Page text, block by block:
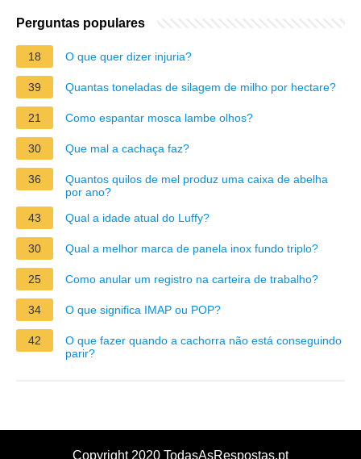
Perguntas populares
18 O que quer dizer injuria?
39 Quantas toneladas de silagem de milho por hectare?
21 Como espantar mosca lambe olhos?
30 Que mal a cachaça faz?
36
Quantos quilos de mel produz uma caixa de abelha
por ano?
43
Qual a idade atual do Luffy?
30 Qual a melhor marca de panela inox fundo triplo?
25 Como anular um registro na carteira de trabalho?
34 O que significa IMAP ou POP?
42
O que fazer quando a cachorra não está conseguindo
parir?
Copyright 2020 TodasAsRespostas.pt